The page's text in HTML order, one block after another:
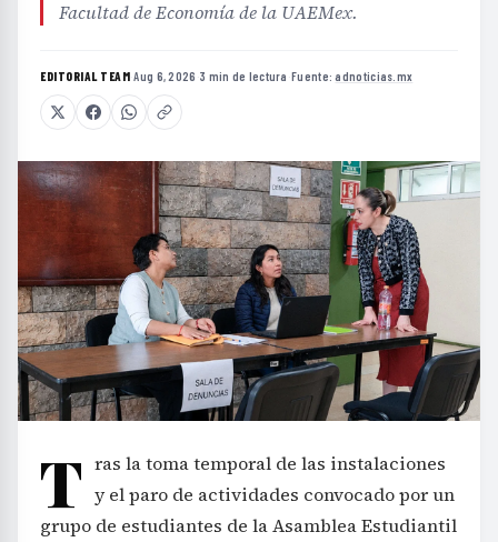
Facultad de Economía de la UAEMex.
EDITORIAL TEAM·Aug 6, 2026 ·3 min de lectura ·Fuente: adnoticias.mx
T ras la toma temporal de las instalaciones
y el paro de actividades convocado por un
grupo de estudiantes de la Asamblea Estudiantil